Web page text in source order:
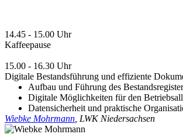
14.45 - 15.00 Uhr
Kaffeepause
15.00 - 16.30 Uhr
Digitale Bestandsführung und effiziente
Aufbau und Führung des
Digitale Möglichkeiten für den
Datensicherheit und praktische
Wiebke Mohrmann, LWK Niedersachsen